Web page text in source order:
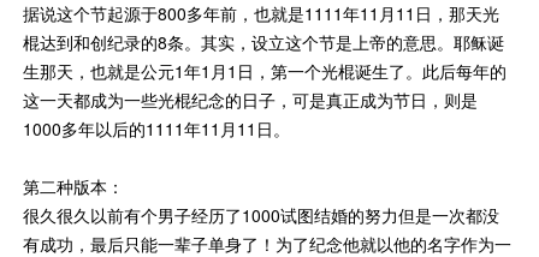
据说这个节起源于800多年前，也就是1111年11月11日，那天光
棍达到和创纪录的8条。其实，设立这个节是上帝的意思。耶稣诞
生那天，也就是公元1年1月1日，第一个光棍诞生了。此后每年的
这一天都成为一些光棍纪念的日子，可是真正成为节日，则是
1000多年以后的1111年11月11日。
第二种版本：
很久很久以前有个男子经历了1000试图结婚的努力但是一次都没
有成功，最后只能一辈子单身了！为了纪念他就以他的名字作为一